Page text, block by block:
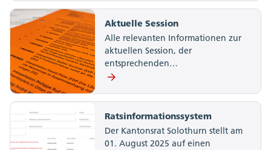
Aktuelle Session
Alle relevanten Informationen zur
aktuellen Session, der
entsprechenden…
Ratsinformationssystem
Der Kantonsrat Solothurn stellt am
01. August 2025 auf einen